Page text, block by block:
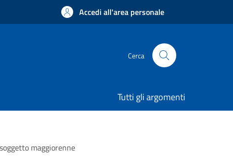
Accedi all'area personale
Cerca
Tutti gli argomenti
maggiorenne